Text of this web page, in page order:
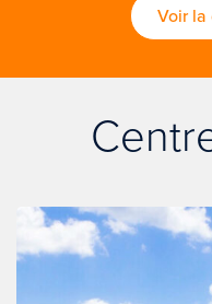
Voir la